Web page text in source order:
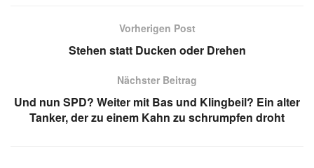
p
a dI
e
b
o
o
k
g
Vorherigen Post
Stehen statt Ducken oder Drehen
Nächster Beitrag
Und nun SPD? Weiter mit Bas und Klingbeil? Ein alter
Tanker, der zu einem Kahn zu schrumpfen droht